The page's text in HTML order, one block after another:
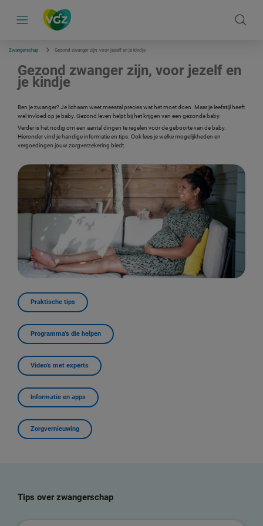
Zwangerschap Gezond zwanger zijn, voor jezelf en je kindje
Gezond zwanger zijn, voor jezelf en
je kindje
Ben je zwanger? Je lichaam weet meestal precies wat het moet doen. Maar je leefstijl heeft
wel invloed op je baby. Gezond leven helpt bij het krijgen van een gezonde baby.
Verder is het nodig om een aantal dingen te regelen voor de geboorte van de baby.
Hieronder vind je handige informatie en tips. Ook lees je welke mogelijkheden en
vergoedingen jouw zorgverzekering biedt.
Praktische tips
Programma's die helpen
Video's met experts
Informatie en apps
Zorgvernieuwing
Tips over zwangerschap